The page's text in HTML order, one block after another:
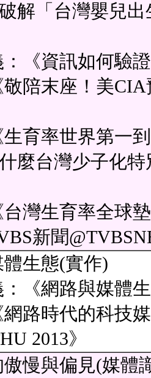
解「台灣嬰兒
：《資訊如何驗
陪末座！美
育率世界第一
麼台灣少子化
灣生育率全球
新聞‪
生態(實作)
：《網路與媒體
路時代的科技
2013》
慢與偏見(媒體